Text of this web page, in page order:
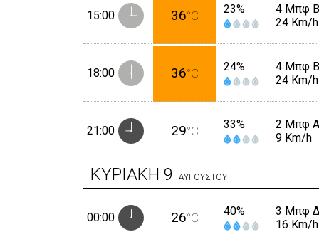
15:00 36°C 23%
4 Μπφ
24 Km/h
18:00 36°C 24%
4 Μπφ
24 Km/h
21:00 29°C 33%
2 Μπφ Α
9 Km/h
ΚΥΡΙΑΚΗ 9 ΑΥΓΟΥΣΤΟΥ
00:00 26°C 40%
3 Μπφ
16 Km/h